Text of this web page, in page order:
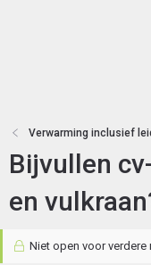
Verwarming inclusief
Bijvullen
en
Niet open voor verdere